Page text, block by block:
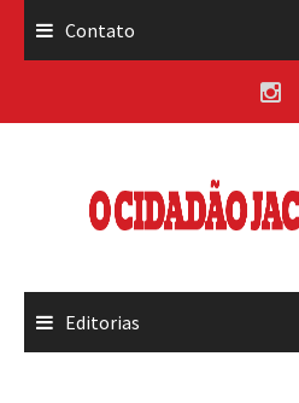
Contato
Editorias